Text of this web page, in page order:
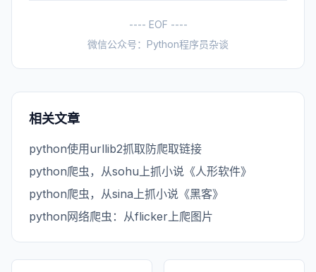
---- EOF ----
微信公众号：Python程序员杂谈
相关文章
python使用urllib2抓取防爬取链接
python爬虫，从sohu上抓小说《人形软件》
python爬虫，从sina上抓小说《黑客》
python网络爬虫：从flicker上爬图片